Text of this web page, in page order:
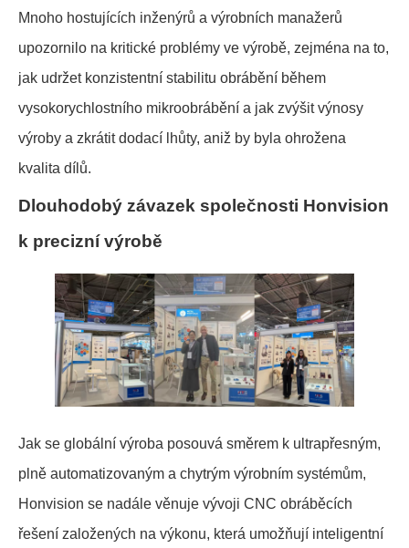
Mnoho hostujících inženýrů a výrobních manažerů
upozornilo na kritické problémy ve výrobě, zejména na to,
jak udržet konzistentní stabilitu obrábění během
vysokorychlostního mikroobrábění a jak zvýšit výnosy
výroby a zkrátit dodací lhůty, aniž by byla ohrožena
kvalita dílů.
Dlouhodobý závazek společnosti Honvision
k precizní výrobě
Jak se globální výroba posouvá směrem k ultrapřesným,
plně automatizovaným a chytrým výrobním systémům,
Honvision se nadále věnuje vývoji CNC obráběcích
řešení založených na výkonu, která umožňují inteligentní